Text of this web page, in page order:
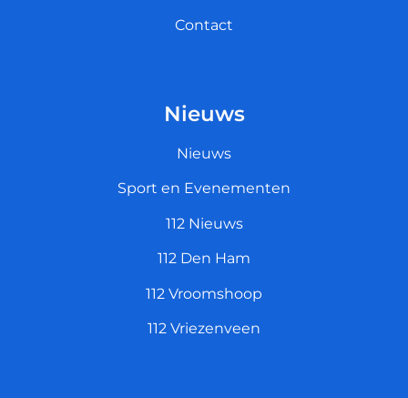
Contact
Nieuws
Nieuws
Sport en Evenementen
112 Nieuws
112 Den Ham
112 Vroomshoop
112 Vriezenveen